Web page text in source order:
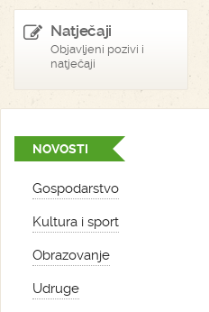
Natječaji
Objavljeni pozivi i
natječaji
NOVOSTI
Gospodarstvo
Kultura i sport
Obrazovanje
Udruge